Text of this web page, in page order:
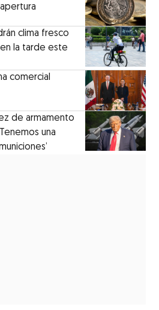
clima fresco
la tarde este
comercial
de armamento
una